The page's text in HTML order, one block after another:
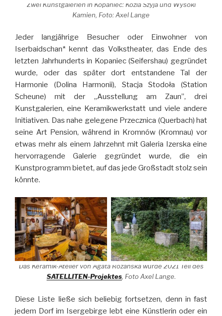
Zwei Kunstgalerien in Kopaniec: Kozia Szyja und Wysoki
Kamien, Foto: Axel Lange
Jeder langjährige Besucher oder Einwohner von
Iserbaidschan* kennt das Volkstheater, das Ende des
letzten Jahrhunderts in Kopaniec (Seifershau) gegründet
wurde, oder das später dort entstandene Tal der
Harmonie (Dolina Harmonii), Stacja Stodoła (Station
Scheune) mit der „Ausstellung am Zaun”, drei
Kunstgalerien, eine Keramikwerkstatt und viele andere
Initiativen. Das nahe gelegene Przecznica (Querbach) hat
seine Art Pension, während in Kromnów (Kromnau) vor
etwas mehr als einem Jahrzehnt mit Galeria Izerska eine
hervorragende Galerie gegründet wurde, die ein
Kunstprogramm bietet, auf das jede Großstadt stolz sein
könnte.
Das Keramik-Atelier von Agata Różańska wurde 2021 Teil des
SATELLITEN-Projektes, Foto Axel Lange.
Diese Liste ließe sich beliebig fortsetzen, denn in fast
jedem Dorf im Isergebirge lebt eine Künstlerin oder ein